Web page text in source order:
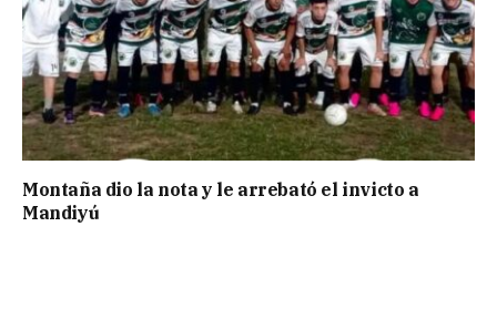
Montaña dio la nota y le arrebató el invicto a
Mandiyú